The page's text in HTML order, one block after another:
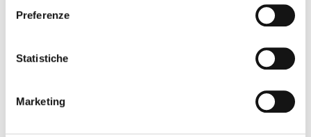
Preferenze
Statistiche
Marketing
freschi come i nostri prodotti. Se sei